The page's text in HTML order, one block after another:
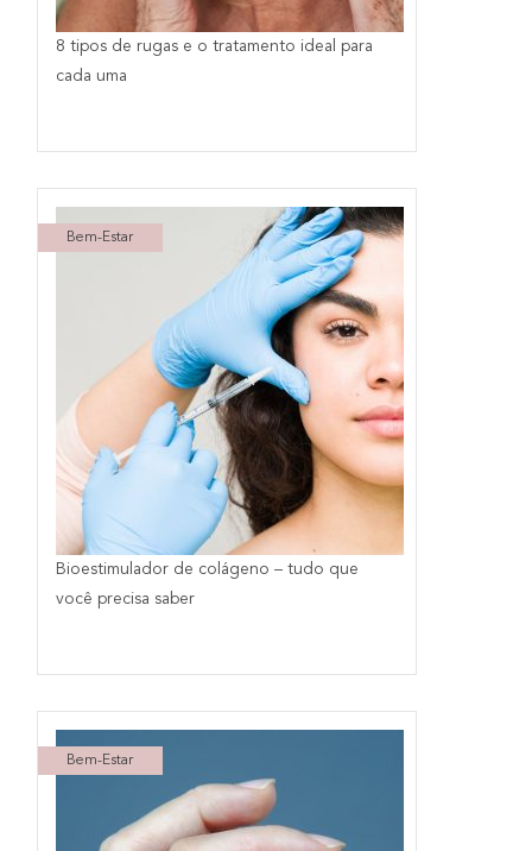
8 tipos de rugas e o tratamento ideal para
cada uma
Bem-Estar
Bioestimulador de colágeno – tudo que
você precisa saber
Bem-Estar